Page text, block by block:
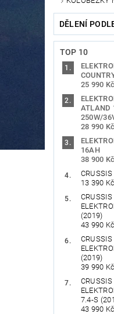
DĚLENÍ
TOP 10
25 990 Kč
ATLAND
250W/
28 990 Kč
16AH
38 900 Kč
13 390 Kč
CRUSSIS
(2019)
43 990 Kč
CRUSSIS
(2019)
39 990 Kč
7.4-S
43 990 Kč